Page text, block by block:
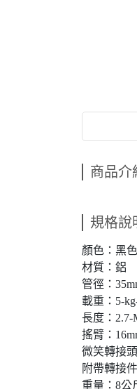
商品介
規格說
顏色：黑色
材質：鋁
管徑：
載重：5-
長度：2.7-
搖臂：
微笑轉接
附帶轉接
重量：8公